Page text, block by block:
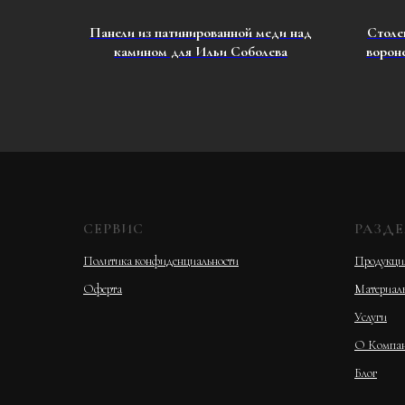
Панели из патинированной меди над
камином для Ильи Соболева
СЕРВИС
Политика конфиденциальности
Оферта
Услуги
О
Блог